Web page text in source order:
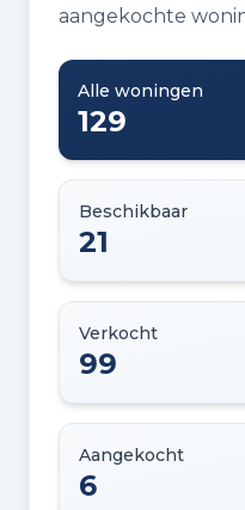
aangekochte
Alle woningen
129
Beschikbaar
21
Verkocht
99
Aangekocht
6